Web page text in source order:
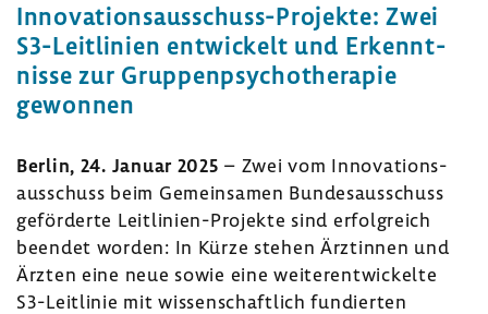
Innovationsausschuss-​Projekte: Zwei
S3-​Leitlinien entwi­ckelt und Erkennt­
nisse zur Grup­pen­psy­cho­the­rapie
gewonnen
Berlin, 24. Januar 2025 – Zwei vom Inno­va­ti­ons­
aus­schuss beim Gemein­samen Bundes­aus­schuss
geför­derte Leitlinien-​Projekte sind erfolg­reich
beendet worden: In Kürze stehen Ärztinnen und
Ärzten eine neue sowie eine weiter­ent­wi­ckelte
S3-​Leitlinie mit wissen­schaft­lich fundierten